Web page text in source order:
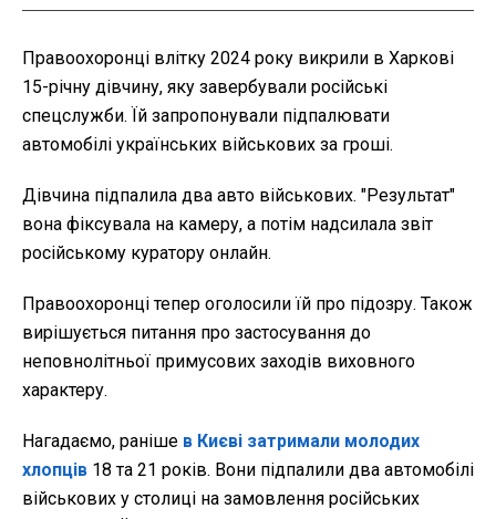
Правоохоронці влітку 2024 року викрили в Харкові
15-річну дівчину, яку завербували російські
спецслужби. Їй запропонували підпалювати
автомобілі українських військових за гроші.
Дівчина підпалила два авто військових. "Результат"
вона фіксувала на камеру, а потім надсилала звіт
російському куратору онлайн.
Правоохоронці тепер оголосили їй про підозру. Також
вирішується питання про застосування до
неповнолітньої примусових заходів виховного
характеру.
Нагадаємо, раніше в Києві затримали молодих
хлопців 18 та 21 років. Вони підпалили два автомобілі
військових у столиці на замовлення російських